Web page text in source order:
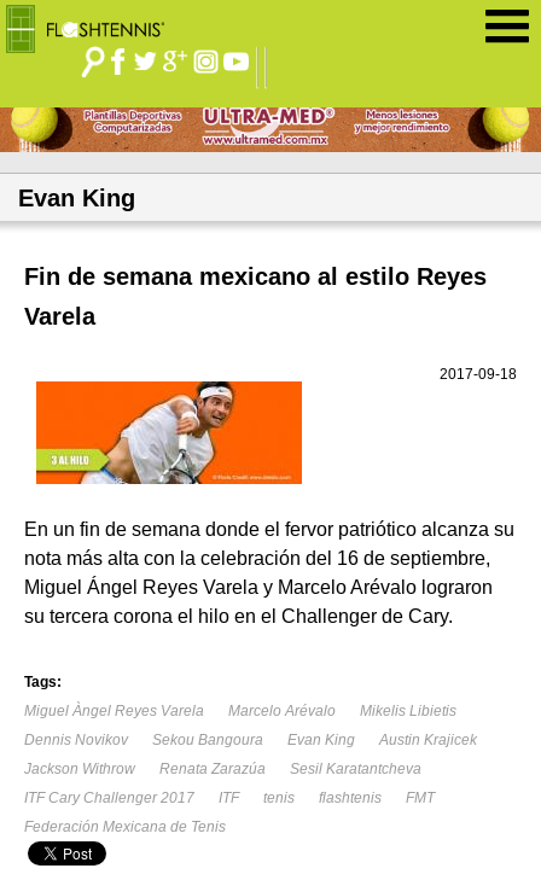
Evan King
Fin de semana mexicano al estilo Reyes
Varela
2017-09-18
En un fin de semana donde el fervor patriótico alcanza su
nota más alta con la celebración del 16 de septiembre,
Miguel Ángel Reyes Varela y Marcelo Arévalo lograron
su tercera corona el hilo en el Challenger de Cary.
Tags:
Miguel Àngel Reyes Varela
Marcelo Arévalo
Mikelis Libietis
Dennis Novikov
Sekou Bangoura Evan King
Austin Krajicek
Jackson Withrow
Renata Zarazúa
Sesil Karatantcheva
ITF Cary Challenger 2017
ITF tenis flashtenis
FMT
Federación Mexicana de Tenis